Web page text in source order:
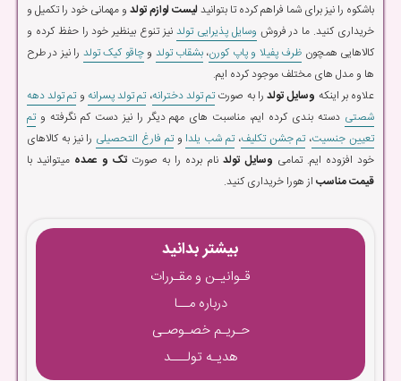
باشکوه را نیز برای شما فراهم کرده تا بتوانیدلیست لوازم تولد و مهمانی خود را تکمیل و
خریداری کنید. ما در فروش وسایل پذیرایی تولد نیز تنوع بینظیر خود را حفظ کرده و
کالاهایی همچون ظرف پفیلا و پاپ کورن،بشقاب تولد وچاقو کیک تولد را نیز در طرح
ها و مدل های مختلف موجود کرده ایم.
علاوه بر اینکه وسایل تولدرا به صورتتم تولد دخترانه،تم تولد پسرانه وتم تولد دهه
شصتی دسته بندی کرده ایم، مناسبت های مهم دیگر را نیز دست کم نگرفته وتم
تعیین جنسیت،تم جشن تکلیف،تم شب یلدا وتم فارغ التحصیلی را نیز به کالاهای
خود افزوده ایم. تمامی وسایل تولد نام برده را به صورت تک و عمده میتوانید با
قیمت مناسب از هورا خریداری کنید.
بیشتر بدانید
قـوانیـن و مقـررات
درباره مــا
حـریـم خصـوصـی
هدیـه تولـــد